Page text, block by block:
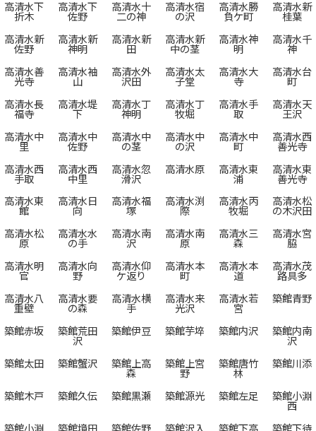
高清水下
折木
高清水下
佐野
高清水十
二の神
高清水宿
の沢
高清水勝
負ケ町
高清水新
桂葉
高清水新
佐野
高清水新
神明
高清水新
田
高清水新
中の茎
高清水神
明
高清水千
神
高清水善
光寺
高清水袖
山
高清水外
沢田
高清水太
子堂
高清水大
寺
高清水台
町
高清水長
福寺
高清水堤
下
高清水丁
神明
高清水丁
牧堀
高清水手
取
高清水天
王沢
高清水中
里
高清水中
佐野
高清水中
の茎
高清水中
の沢
高清水中
町
高清水西
善光寺
高清水西
手取
高清水西
中里
高清水忽
滑沢
高清水原 高清水東
浦
高清水東
善光寺
高清水東
館
高清水日
向
高清水福
塚
高清水渕
際
高清水丙
牧堀
高清水松
の木沢田
高清水松
原
高清水水
の手
高清水南
沢
高清水南
原
高清水三
森
高清水宮
脇
高清水明
官
高清水向
野
高清水仰
ケ返り
高清水本
町
高清水本
道
高清水茂
路具多
高清水八
重壁
高清水要
の森
高清水横
手
高清水来
光沢
高清水若
宮
築館青野
築館赤坂 築館荒田
沢
築館伊豆 築館芋埣 築館内沢 築館内南
沢
築館太田
築館蟹沢 築館上高
森
築館上宮
野
築館唐竹
林
築館川添
築館木戸 築館久伝 築館黒瀬 築館源光 築館左足 築館小淵
西
築館小淵
築館境田 築館佐野 築館沢入 築館下高 築館下待